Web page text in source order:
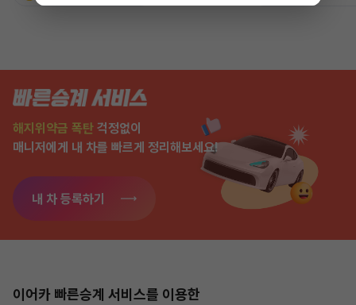
해지위약금 폭탄 걱정없이
매니저에게 내 차를 빠르게 정리해보세요!
내 차 등록하기
이어카 빠른승계 서비스를 이용한